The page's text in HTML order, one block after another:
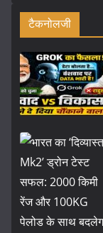
टैकनोलजी